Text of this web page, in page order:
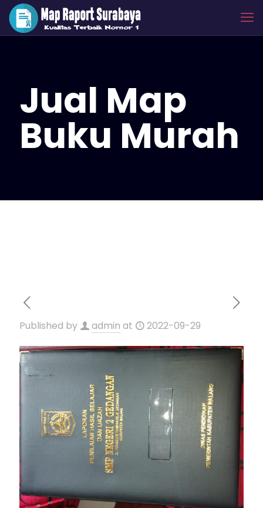
Jual Map
Buku Murah
Published by admin at 2022-09-29